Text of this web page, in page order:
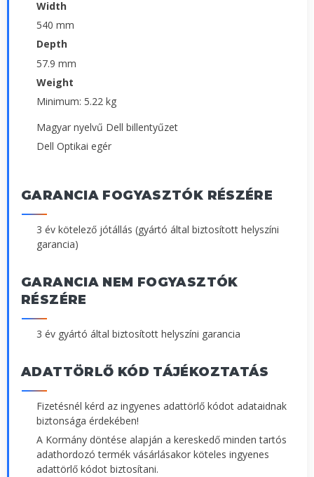
Width
540 mm
Depth
57.9 mm
Weight
Minimum: 5.22 kg
Magyar nyelvű Dell billentyűzet
Dell Optikai egér
GARANCIA FOGYASZTÓK RÉSZÉRE
3 év kötelező jótállás (gyártó által biztosított helyszíni
garancia)
GARANCIA NEM FOGYASZTÓK
RÉSZÉRE
3 év gyártó által biztosított helyszíni garancia
ADATTÖRLŐ KÓD TÁJÉKOZTATÁS
Fizetésnél kérd az ingyenes adattörlő kódot adataidnak
biztonsága érdekében!
A Kormány döntése alapján a kereskedő minden tartós
adathordozó termék vásárlásakor köteles ingyenes
adattörlő kódot biztosítani.